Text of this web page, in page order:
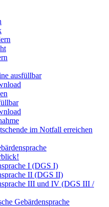
ausfüllbar
im Notfall erreichen
I (DGS I)
II (DGS II)
III und IV (DGS III /
Gebärdensprache